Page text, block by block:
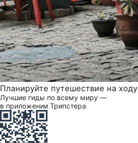
Планируйте путешествие на ходу
Лучшие гиды по всему миру —
в приложении Трипстера